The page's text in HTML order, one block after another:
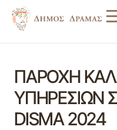
ΠΑΡΟΧΗ
ΥΠΗΡΕΣΙΩΝ
DISMA 2024